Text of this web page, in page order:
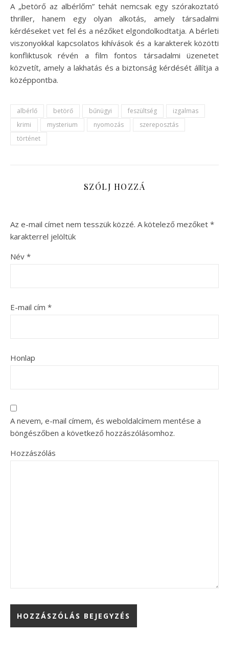
A „betörő az albérlőm” tehát nemcsak egy szórakoztató
thriller, hanem egy olyan alkotás, amely társadalmi
kérdéseket vet fel és a nézőket elgondolkodtatja. A bérleti
viszonyokkal kapcsolatos kihívások és a karakterek közötti
konfliktusok révén a film fontos társadalmi üzenetet
közvetít, amely a lakhatás és a biztonság kérdését állítja a
középpontba.
albérlő betörő bűnügyi feszültség
izgalmas
krimi
mysterium nyomozás
szereposztás
történet
SZÓLJ HOZZÁ
Az e-mail címet nem tesszük közzé. A kötelező mezőket *
karakterrel jelöltük
Név *
E-mail cím *
Honlap
A nevem, e-mail címem, és weboldalcímem mentése a
böngészőben a következő hozzászólásomhoz.
Hozzászólás